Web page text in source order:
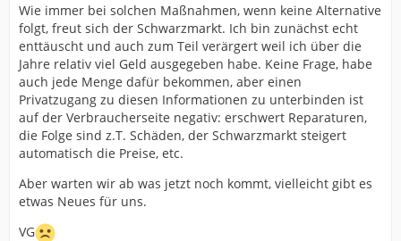
Wie immer bei solchen Maßnahmen, wenn keine Alternative
folgt, freut sich der Schwarzmarkt. Ich bin zunächst echt
enttäuscht und auch zum Teil verärgert weil ich über die
Jahre relativ viel Geld ausgegeben habe. Keine Frage, habe
auch jede Menge dafür bekommen, aber einen
Privatzugang zu diesen Informationen zu unterbinden ist
auf der Verbraucherseite negativ: erschwert Reparaturen,
die Folge sind z.T. Schäden, der Schwarzmarkt steigert
automatisch die Preise, etc.
Aber warten wir ab was jetzt noch kommt, vielleicht gibt es
etwas Neues für uns.
VG